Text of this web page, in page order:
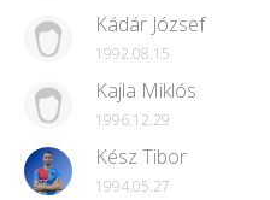
Kádár József
1992.08.15
Kajla Miklós
1996.12.29
Kész Tibor
1994.05.27